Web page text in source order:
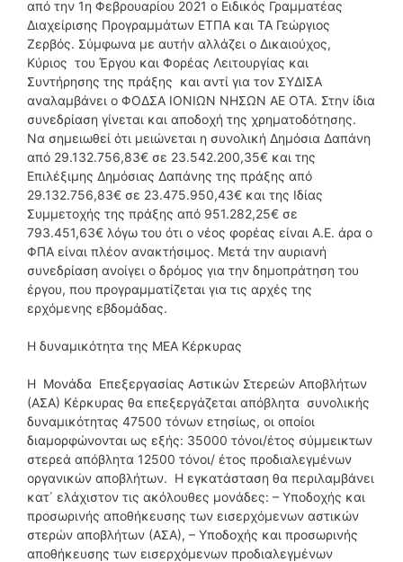
από την 1η Φεβρουαρίου 2021 ο Ειδικός Γραμματέας
Διαχείρισης Προγραμμάτων ΕΤΠΑ και ΤΑ Γεώργιος
Ζερβός. Σύμφωνα με αυτήν αλλάζει ο Δικαιούχος,
Κύριος του Έργου και Φορέας Λειτουργίας και
Συντήρησης της πράξης και αντί για τον ΣΥΔΙΣΑ
αναλαμβάνει ο ΦΟΔΣΑ ΙΟΝΙΩΝ ΝΗΣΩΝ ΑΕ ΟΤΑ. Στην ίδια
συνεδρίαση γίνεται και αποδοχή της χρηματοδότησης.
Να σημειωθεί ότι μειώνεται η συνολική Δημόσια Δαπάνη
από 29.132.756,83€ σε 23.542.200,35€ και της
Επιλέξιμης Δημόσιας Δαπάνης της πράξης από
29.132.756,83€ σε 23.475.950,43€ και της Ιδίας
Συμμετοχής της πράξης από 951.282,25€ σε
793.451,63€ λόγω του ότι ο νέος φορέας είναι Α.Ε. άρα ο
ΦΠΑ είναι πλέον ανακτήσιμος. Μετά την αυριανή
συνεδρίαση ανοίγει ο δρόμος για την δημοπράτηση του
έργου, που προγραμματίζεται για τις αρχές της
ερχόμενης εβδομάδας.
Η δυναμικότητα της ΜΕΑ Κέρκυρας
Η Μονάδα Επεξεργασίας Αστικών Στερεών Αποβλήτων
(ΑΣΑ) Κέρκυρας θα επεξεργάζεται απόβλητα συνολικής
δυναμικότητας 47500 τόνων ετησίως, οι οποίοι
διαμορφώνονται ως εξής: 35000 τόνοι/έτος σύμμεικτων
στερεά απόβλητα 12500 τόνοι/ έτος προδιαλεγμένων
οργανικών αποβλήτων. Η εγκατάσταση θα περιλαμβάνει
κατ΄ ελάχιστον τις ακόλουθες μονάδες: – Υποδοχής και
προσωρινής αποθήκευσης των εισερχόμενων αστικών
στερών αποβλήτων (ΑΣΑ), – Υποδοχής και προσωρινής
αποθήκευσης των εισερχόμενων προδιαλεγμένων